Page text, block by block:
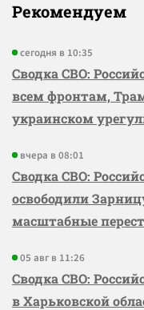
Рекомендуем
сегодня в 10:35
Сводка СВО:
всем фронтам,
украинском
вчера в 08:01
Сводка СВО:
освободили
масштабные
05 авг в 11:26
Сводка СВО:
в Харьковской